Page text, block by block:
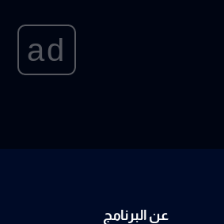
ad
عن البرنامج